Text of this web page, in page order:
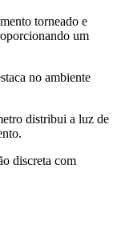
torneado e
um
no ambiente
distribui a luz de
discreta com